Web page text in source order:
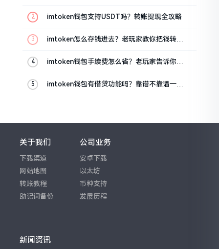
imtoken钱包支持USDT吗？转账提现全攻略
imtoken怎么存钱进去？老玩家教你把钱转进
imtoken钱包手续费怎么省？老玩家告诉你几
imtoken钱包有借贷功能吗？靠谱不靠谱一文
关于我们
下载渠道
网站地图
转账教程
助记词备份
公司业务
安卓下载
以太坊
币种支持
发展历程
新闻资讯